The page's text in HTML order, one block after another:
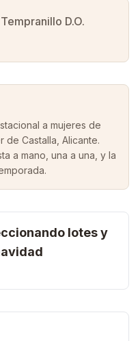
D.O.
a mujeres de
de Castalla, Alicante.
a mano, una a una, y la
lotes y